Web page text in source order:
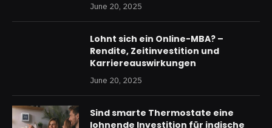
June 20, 2025
Lohnt sich ein Online-MBA? –
Rendite, Zeitinvestition und
Karriereauswirkungen
June 20, 2025
Sind smarte Thermostate eine
lohnende Investition für indische